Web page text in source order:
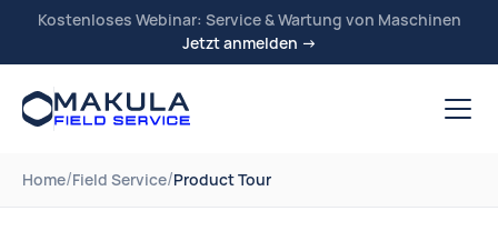
Kostenloses Webinar: Service & Wartung von Maschinen
Jetzt anmelden →
Home/Field Service/Product Tour